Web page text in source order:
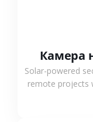
Камера
Solar-powered
remote projects